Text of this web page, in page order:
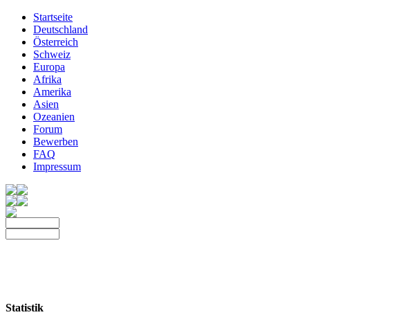
Startseite
Deutschland
Österreich
Schweiz
Europa
Afrika
Amerika
Asien
Ozeanien
Forum
Bewerben
FAQ
Impressum
Statistik